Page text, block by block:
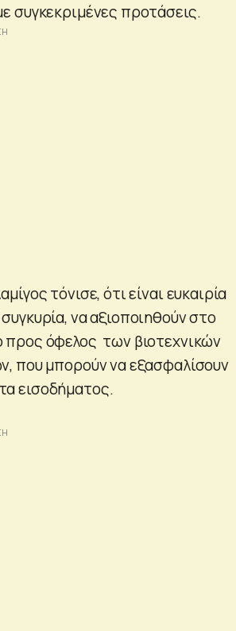
συγκεκριμένες προτάσεις.
τόνισε, ότι είναι ευκαιρία
να αξιοποιηθούν στο
όφελος των βιοτεχνικών
που μπορούν να εξασφαλίσουν
εισοδήματος.